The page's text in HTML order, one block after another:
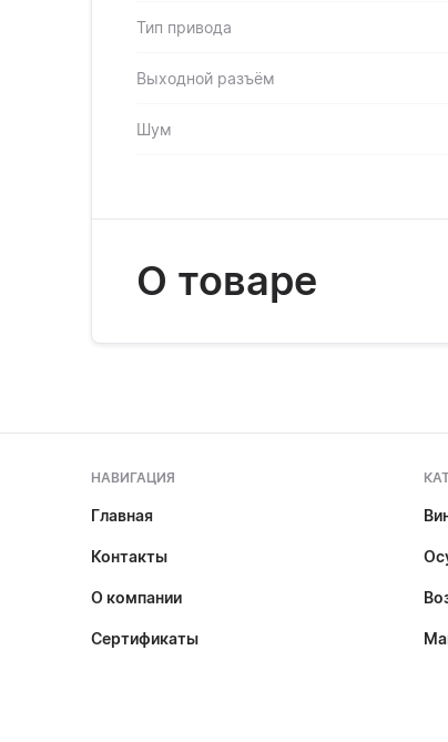
Тип привода
Выходной разъём
Шум
О товаре
НАВИГАЦИЯ
Главная
Контакты
О компании
Сертификаты